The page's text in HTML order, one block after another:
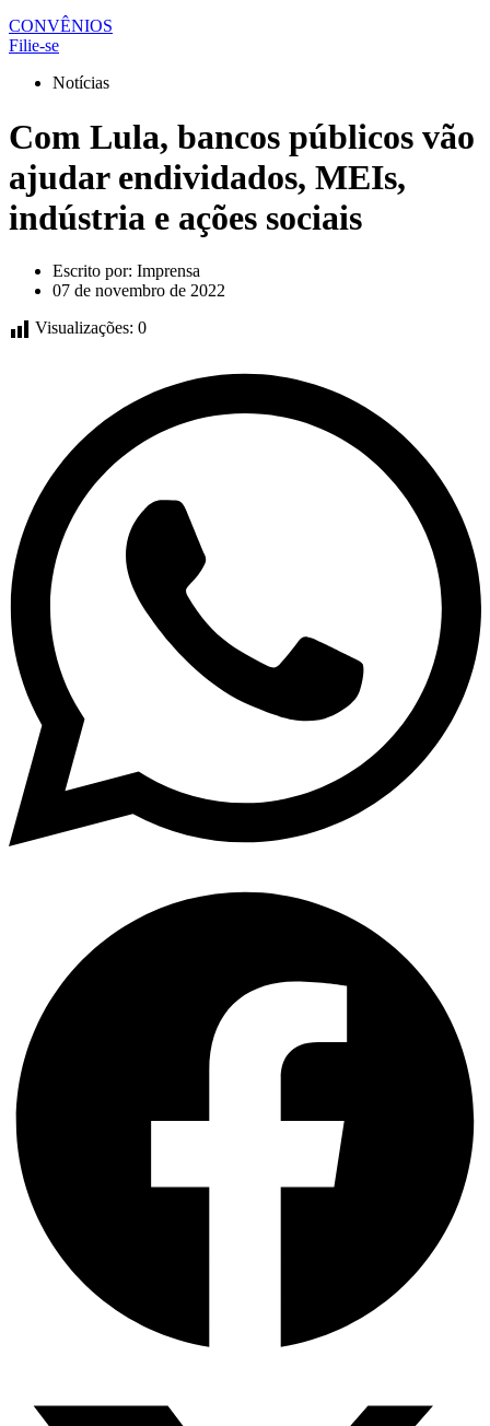
CONVÊNIOS
Filie-se
Notícias
Com Lula, bancos públicos vão
ajudar endividados, MEIs,
indústria e ações sociais
Escrito por: Imprensa
07 de novembro de 2022
Visualizações: 0